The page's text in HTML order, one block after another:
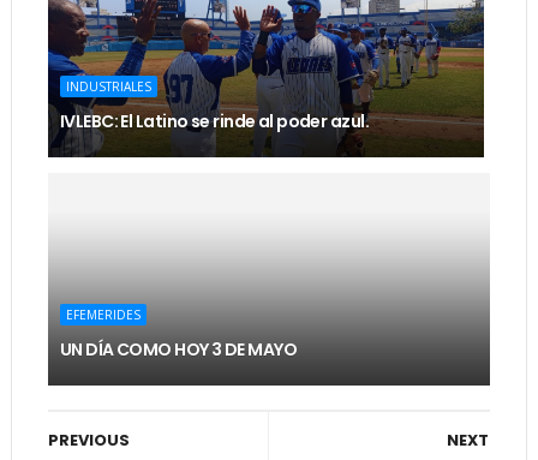
INDUSTRIALES
IVLEBC: El Latino se rinde al poder azul.
EFEMERIDES
UN DÍA COMO HOY 3 DE MAYO
NEXT
PREVIOUS